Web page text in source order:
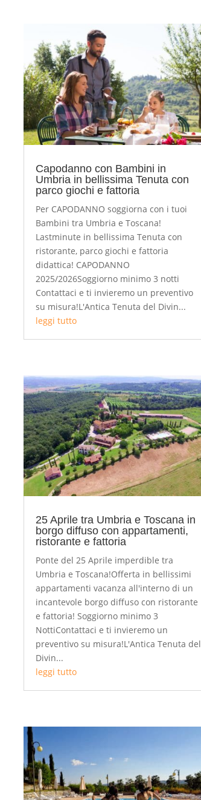
Capodanno con Bambini in
Umbria in bellissima Tenuta con
parco giochi e fattoria
Per CAPODANNO soggiorna con i tuoi
Bambini tra Umbria e Toscana!
Lastminute in bellissima Tenuta con
ristorante, parco giochi e fattoria
didattica! CAPODANNO
2025/2026Soggiorno minimo 3 notti
Contattaci e ti invieremo un preventivo
su misura!L'Antica Tenuta del Divin...
leggi tutto
25 Aprile tra Umbria e Toscana in
borgo diffuso con appartamenti,
ristorante e fattoria
Ponte del 25 Aprile imperdible tra
Umbria e Toscana!Offerta in bellissimi
appartamenti vacanza all'interno di un
incantevole borgo diffuso con ristorante
e fattoria! Soggiorno minimo 3
NottiContattaci e ti invieremo un
preventivo su misura!L'Antica Tenuta del
Divin...
leggi tutto